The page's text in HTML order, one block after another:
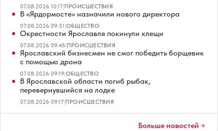
07.08.2026 10:17|ПРОИСШЕСТВИЯ
В «Ярдормосте» назначили нового директора
07.08.2026 09:51|ОБЩЕСТВО
Окрестности Ярославля покинули клещи
07.08.2026 09:45|ПРОИСШЕСТВИЯ
Ярославский бизнесмен не смог победить борщевик
с помощью дрона
07.08.2026 09:19|ОБЩЕСТВО
В Ярославской области погиб рыбак,
перевернувшийся на лодке
07.08.2026 09:17|ПРОИСШЕСТВИЯ
Больше новостей